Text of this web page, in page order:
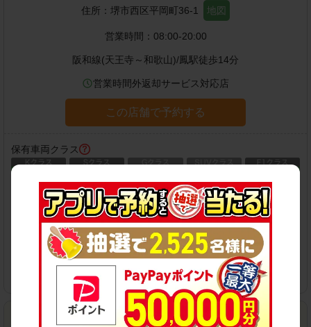
住所： 堺市西区平岡町36-1 地図
営業時間： 08:00-20:00
阪和線(天王寺～和歌山)/ 鳳駅徒歩14分
営業時間外返却サービス対応店
この店舗で予約する
保有車両クラス
各種サービス